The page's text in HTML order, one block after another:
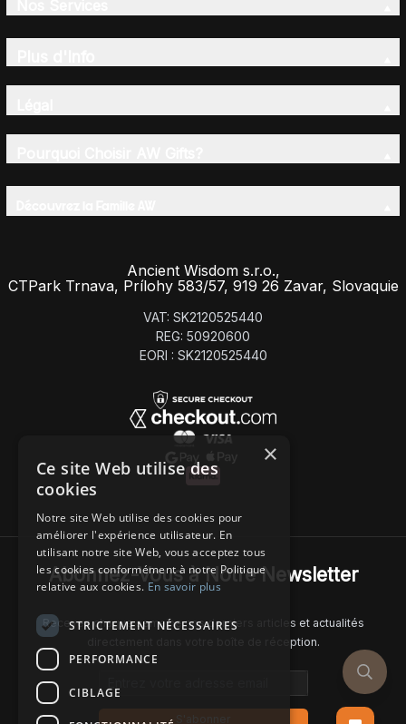
Ancient Wisdom s.r.o.,
CTPark Trnava, Prílohy 583/57, 919 26 Zavar, Slovaquie
VAT: SK2120525440
REG: 50920600
EORI : SK2120525440
Abonnez-Vous à Notre Newsletter
Recevez chaque semaine nos derniers articles et actualités
directement dans votre boîte de réception.
×
Ce site Web utilise des
cookies
Notre site Web utilise des cookies pour
améliorer l'expérience utilisateur. En
utilisant notre site Web, vous acceptez tous
les cookies conformément à notre Politique
relative aux cookies.En savoir plus
STRICTEMENT NÉCESSAIRES
PERFORMANCE
CIBLAGE